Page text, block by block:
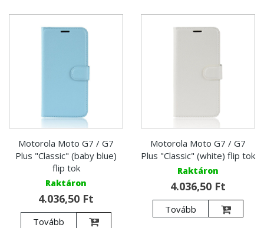
Motorola Moto G7 / G7
Plus "Classic" (baby blue)
flip tok
Raktáron
4.036,50 Ft
Tovább
Motorola Moto G7 / G7
Plus "Classic" (white) flip tok
Raktáron
4.036,50 Ft
Tovább